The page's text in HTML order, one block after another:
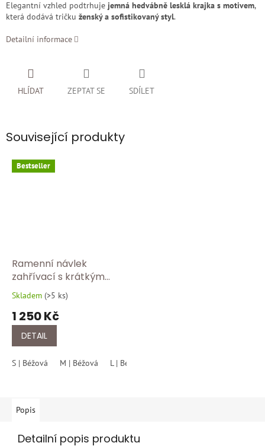
Elegantní vzhled podtrhuje jemná hedvábně lesklá krajka s motivem,
která dodává tričku ženský a sofistikovaný styl.
Detailní informace
ZEPTAT SE
HLÍDAT SDÍLET
Související produkty
Bestseller
Ramenní návlek
zahřívací s krátkým
rukávem Medima Hřejivý
návlek na ramena
Medima – přírodní
ochrana ramen a šíje
Průměrné
produktu
5,0
5
Skladem (>5 ks)
1 250 Kč
DETAIL
S | Béžová M | Béžová L | Béžová
Popis
Detailní popis produktu